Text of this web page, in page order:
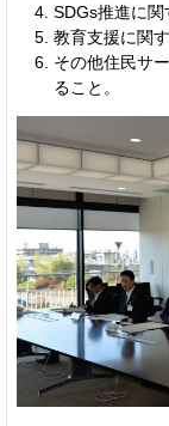
SDGs推進に関
教育支援に関す
その他住民サ
ること。